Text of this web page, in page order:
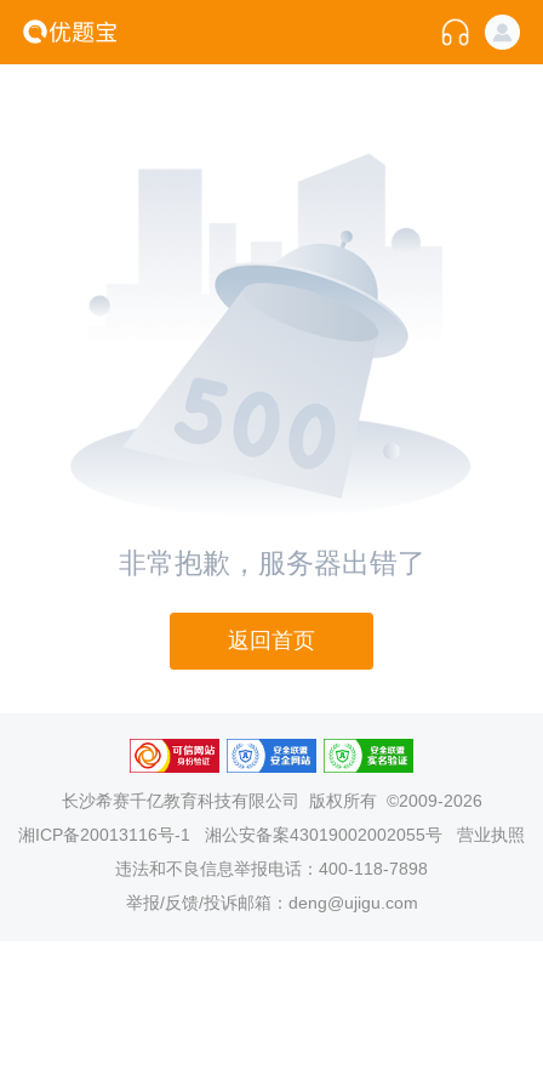
非常抱歉，服务器出错了
返回首页
长沙希赛千亿教育科技有限公司
版权所有 ©2009-2026
湘ICP备20013116号-1
湘公安备案43019002002055号
营业执照
违法和不良信息举报电话：400-118-7898
举报/反馈/投诉邮箱：deng@ujigu.com